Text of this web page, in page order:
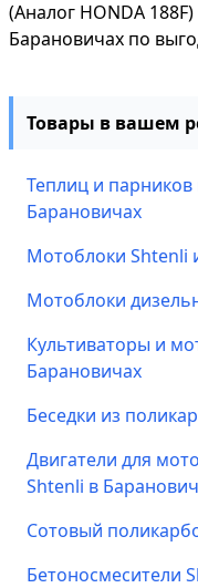
(Аналог HONDA
Барановичах по
Товары в вашем
Теплиц и
Барановичах
Мотоблоки Shtenli
Мотоблоки
Культиваторы и
Барановичах
Беседки из
Двигатели для
Shtenli в
Сотовый
Бетоносмесители